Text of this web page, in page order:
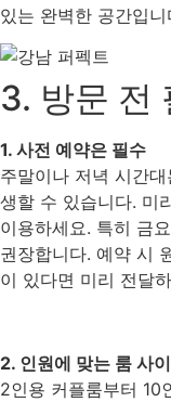
있는 완벽한 공간입니
3. 방문 전
1. 사전 예약은 필수
주말이나 저녁 시간
생할 수 있습니다. 미
이용하세요. 특히 금
권장합니다. 예약 시
이 있다면 미리 전달
2. 인원에 맞는 룸 사
2인용 커플룸부터 10